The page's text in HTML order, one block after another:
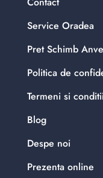
Service Oradea
Pret Schimb
Politica de
Termeni si
Blog
Despe noi
Prezenta online